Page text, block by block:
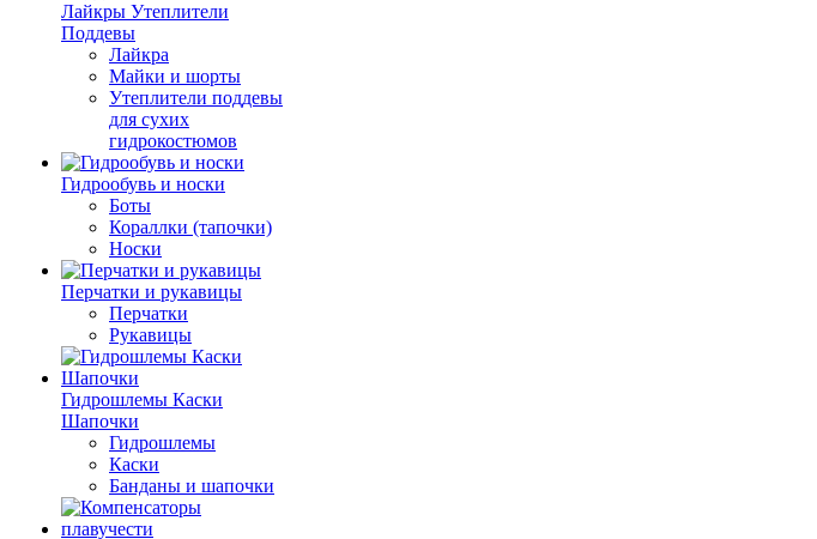
Лайкры Утеплители
Поддевы
Лайкра
Майки и шорты
Утеплители поддевы
для сухих
гидрокостюмов
Гидрообувь и носки
Боты
Кораллки (тапочки)
Носки
Перчатки и рукавицы
Перчатки
Рукавицы
Гидрошлемы Каски
Шапочки
Гидрошлемы
Каски
Банданы и шапочки